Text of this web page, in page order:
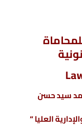
سيد حسن
العليا “